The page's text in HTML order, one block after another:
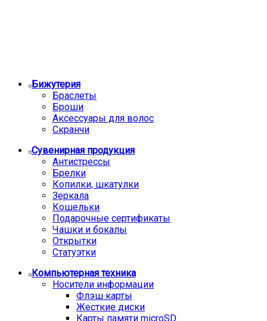
Бижутерия
Браслеты
Броши
Аксессуары для волос
Скранчи
Сувенирная продукция
Антистрессы
Брелки
Копилки, шкатулки
Зеркала
Кошельки
Подарочные сертификаты
Чашки и бокалы
Открытки
Статуэтки
Компьютерная техника
Носители информации
Флэш карты
Жесткие диски
Карты памяти microSD